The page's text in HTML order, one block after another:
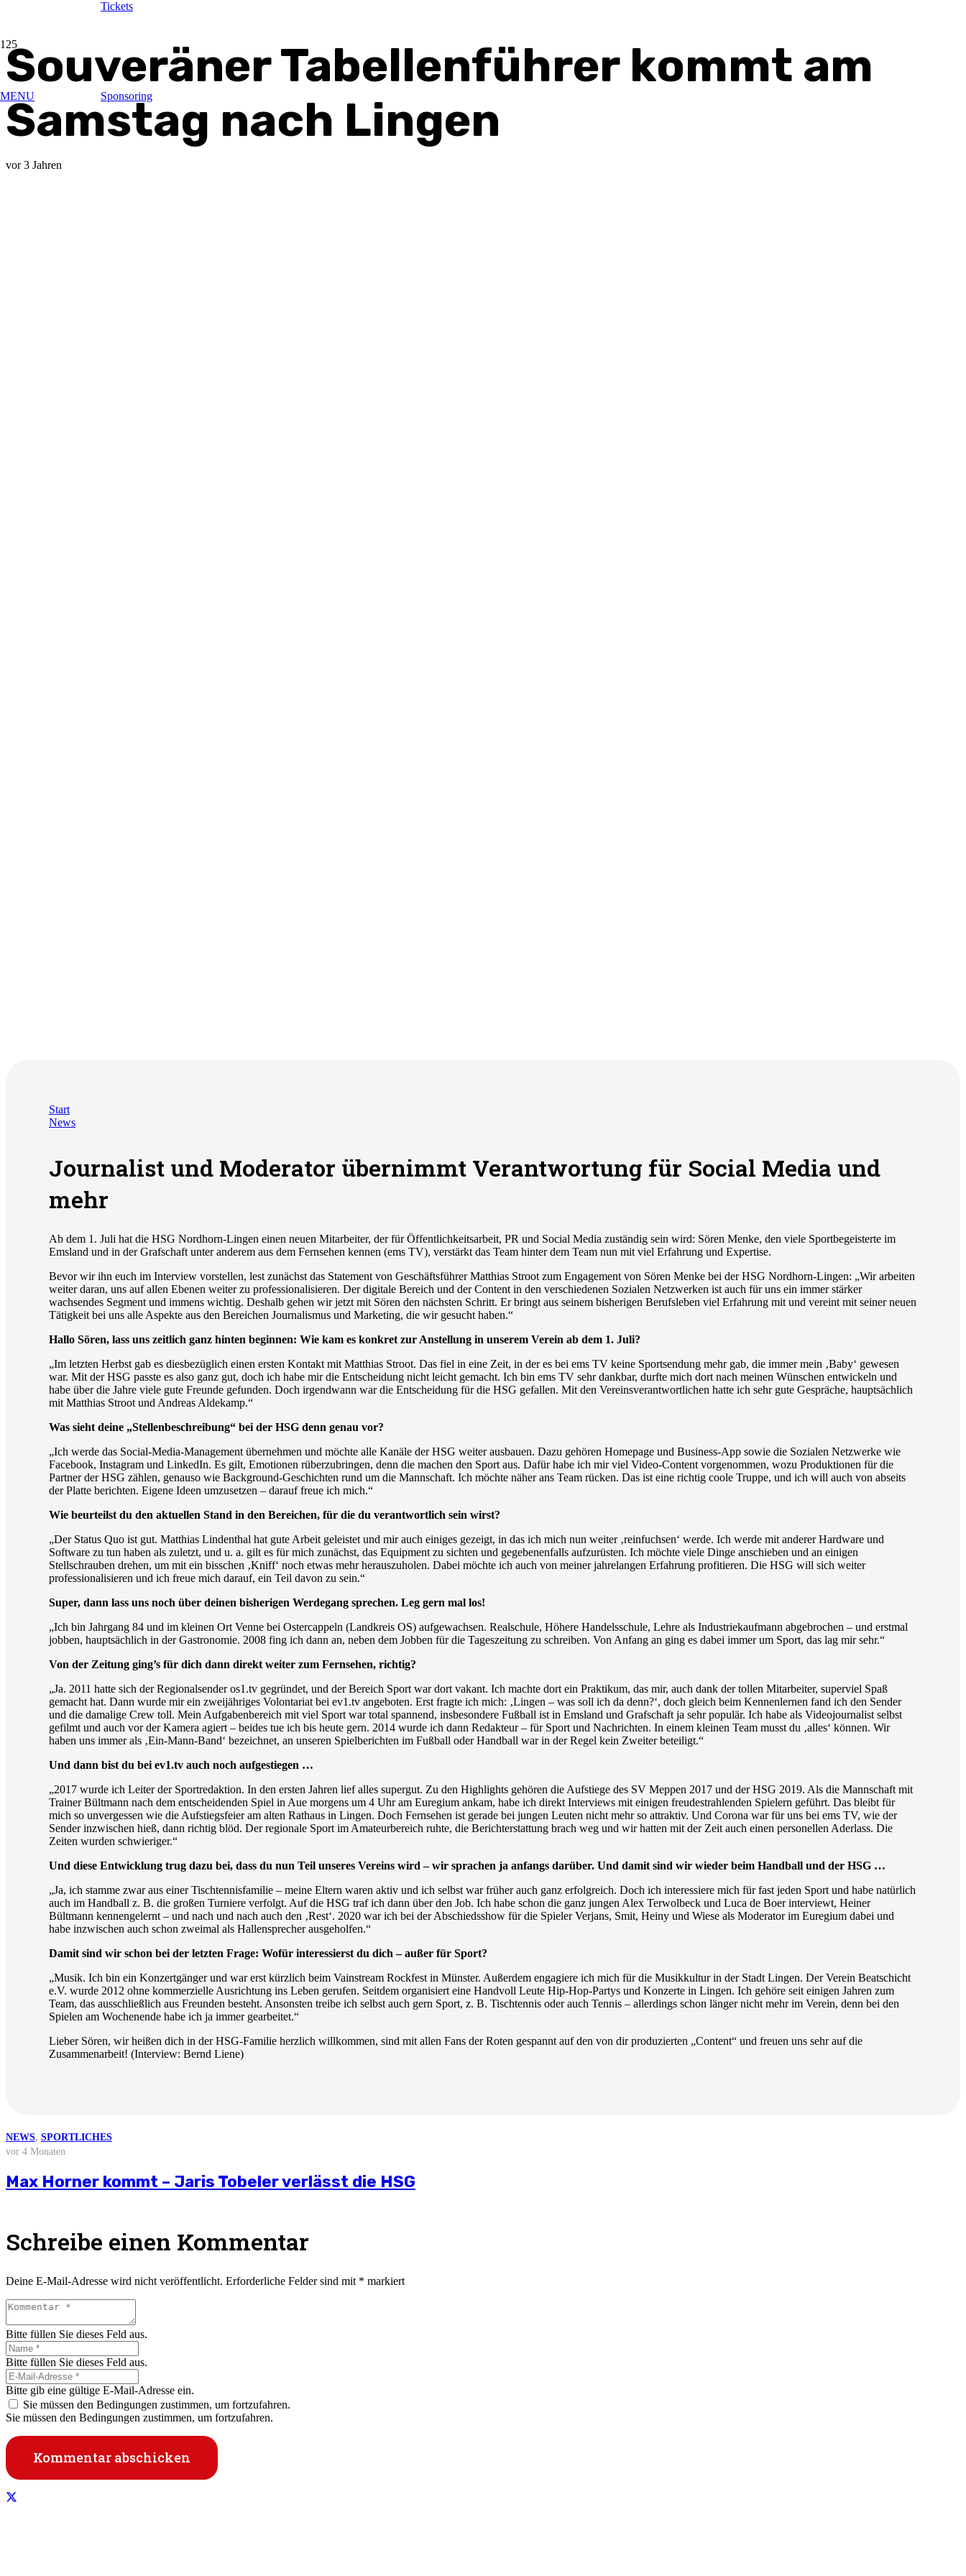
MENU
Tickets
Sponsoring
Souveräner Tabellenführer kommt am
Samstag nach Lingen
vor 3 Jahren
Start
News
Journalist und Moderator übernimmt Verantwortung für Social Media und
mehr
Ab dem 1. Juli hat die HSG Nordhorn-Lingen einen neuen Mitarbeiter, der für Öffentlichkeitsarbeit, PR und Social Media zuständig sein wird: Sören Menke, den viele Sportbegeisterte im
Emsland und in der Grafschaft unter anderem aus dem Fernsehen kennen (ems TV), verstärkt das Team hinter dem Team nun mit viel Erfahrung und Expertise.
Bevor wir ihn euch im Interview vorstellen, lest zunächst das Statement von Geschäftsführer Matthias Stroot zum Engagement von Sören Menke bei der HSG Nordhorn-Lingen: „Wir arbeiten
weiter daran, uns auf allen Ebenen weiter zu professionalisieren. Der digitale Bereich und der Content in den verschiedenen Sozialen Netzwerken ist auch für uns ein immer stärker
wachsendes Segment und immens wichtig. Deshalb gehen wir jetzt mit Sören den nächsten Schritt. Er bringt aus seinem bisherigen Berufsleben viel Erfahrung mit und vereint mit seiner neuen
Tätigkeit bei uns alle Aspekte aus den Bereichen Journalismus und Marketing, die wir gesucht haben.“
Hallo Sören, lass uns zeitlich ganz hinten beginnen: Wie kam es konkret zur Anstellung in unserem Verein ab dem 1. Juli?
„Im letzten Herbst gab es diesbezüglich einen ersten Kontakt mit Matthias Stroot. Das fiel in eine Zeit, in der es bei ems TV keine Sportsendung mehr gab, die immer mein ‚Baby‘ gewesen
war. Mit der HSG passte es also ganz gut, doch ich habe mir die Entscheidung nicht leicht gemacht. Ich bin ems TV sehr dankbar, durfte mich dort nach meinen Wünschen entwickeln und
habe über die Jahre viele gute Freunde gefunden. Doch irgendwann war die Entscheidung für die HSG gefallen. Mit den Vereinsverantwortlichen hatte ich sehr gute Gespräche, hauptsächlich
mit Matthias Stroot und Andreas Aldekamp.“
Was sieht deine „Stellenbeschreibung“ bei der HSG denn genau vor?
„Ich werde das Social-Media-Management übernehmen und möchte alle Kanäle der HSG weiter ausbauen. Dazu gehören Homepage und Business-App sowie die Sozialen Netzwerke wie
Facebook, Instagram und LinkedIn. Es gilt, Emotionen rüberzubringen, denn die machen den Sport aus. Dafür habe ich mir viel Video-Content vorgenommen, wozu Produktionen für die
Partner der HSG zählen, genauso wie Background-Geschichten rund um die Mannschaft. Ich möchte näher ans Team rücken. Das ist eine richtig coole Truppe, und ich will auch von abseits
der Platte berichten. Eigene Ideen umzusetzen – darauf freue ich mich.“
Wie beurteilst du den aktuellen Stand in den Bereichen, für die du verantwortlich sein wirst?
„Der Status Quo ist gut. Matthias Lindenthal hat gute Arbeit geleistet und mir auch einiges gezeigt, in das ich mich nun weiter ‚reinfuchsen‘ werde. Ich werde mit anderer Hardware und
Software zu tun haben als zuletzt, und u. a. gilt es für mich zunächst, das Equipment zu sichten und gegebenenfalls aufzurüsten. Ich möchte viele Dinge anschieben und an einigen
Stellschrauben drehen, um mit ein bisschen ‚Kniff‘ noch etwas mehr herauszuholen. Dabei möchte ich auch von meiner jahrelangen Erfahrung profitieren. Die HSG will sich weiter
professionalisieren und ich freue mich darauf, ein Teil davon zu sein.“
Super, dann lass uns noch über deinen bisherigen Werdegang sprechen. Leg gern mal los!
„Ich bin Jahrgang 84 und im kleinen Ort Venne bei Ostercappeln (Landkreis OS) aufgewachsen. Realschule, Höhere Handelsschule, Lehre als Industriekaufmann abgebrochen – und erstmal
jobben, hauptsächlich in der Gastronomie. 2008 fing ich dann an, neben dem Jobben für die Tageszeitung zu schreiben. Von Anfang an ging es dabei immer um Sport, das lag mir sehr.“
Von der Zeitung ging’s für dich dann direkt weiter zum Fernsehen, richtig?
„Ja. 2011 hatte sich der Regionalsender os1.tv gegründet, und der Bereich Sport war dort vakant. Ich machte dort ein Praktikum, das mir, auch dank der tollen Mitarbeiter, superviel Spaß
gemacht hat. Dann wurde mir ein zweijähriges Volontariat bei ev1.tv angeboten. Erst fragte ich mich: ‚Lingen – was soll ich da denn?‘, doch gleich beim Kennenlernen fand ich den Sender
und die damalige Crew toll. Mein Aufgabenbereich mit viel Sport war total spannend, insbesondere Fußball ist in Emsland und Grafschaft ja sehr populär. Ich habe als Videojournalist selbst
gefilmt und auch vor der Kamera agiert – beides tue ich bis heute gern. 2014 wurde ich dann Redakteur – für Sport und Nachrichten. In einem kleinen Team musst du ‚alles‘ können. Wir
haben uns immer als ‚Ein-Mann-Band‘ bezeichnet, an unseren Spielberichten im Fußball oder Handball war in der Regel kein Zweiter beteiligt.“
Und dann bist du bei ev1.tv auch noch aufgestiegen …
„2017 wurde ich Leiter der Sportredaktion. In den ersten Jahren lief alles supergut. Zu den Highlights gehören die Aufstiege des SV Meppen 2017 und der HSG 2019. Als die Mannschaft mit
Trainer Bültmann nach dem entscheidenden Spiel in Aue morgens um 4 Uhr am Euregium ankam, habe ich direkt Interviews mit einigen freudestrahlenden Spielern geführt. Das bleibt für
mich so unvergessen wie die Aufstiegsfeier am alten Rathaus in Lingen. Doch Fernsehen ist gerade bei jungen Leuten nicht mehr so attraktiv. Und Corona war für uns bei ems TV, wie der
Sender inzwischen hieß, dann richtig blöd. Der regionale Sport im Amateurbereich ruhte, die Berichterstattung brach weg und wir hatten mit der Zeit auch einen personellen Aderlass. Die
Zeiten wurden schwieriger.“
Und diese Entwicklung trug dazu bei, dass du nun Teil unseres Vereins wird – wir sprachen ja anfangs darüber. Und damit sind wir wieder beim Handball und der HSG …
„Ja, ich stamme zwar aus einer Tischtennisfamilie – meine Eltern waren aktiv und ich selbst war früher auch ganz erfolgreich. Doch ich interessiere mich für fast jeden Sport und habe natürlich
auch im Handball z. B. die großen Turniere verfolgt. Auf die HSG traf ich dann über den Job. Ich habe schon die ganz jungen Alex Terwolbeck und Luca de Boer interviewt, Heiner
Bültmann kennengelernt – und nach und nach auch den ‚Rest‘. 2020 war ich bei der Abschiedsshow für die Spieler Verjans, Smit, Heiny und Wiese als Moderator im Euregium dabei und
habe inzwischen auch schon zweimal als Hallensprecher ausgeholfen.“
Damit sind wir schon bei der letzten Frage: Wofür interessierst du dich – außer für Sport?
„Musik. Ich bin ein Konzertgänger und war erst kürzlich beim Vainstream Rockfest in Münster. Außerdem engagiere ich mich für die Musikkultur in der Stadt Lingen. Der Verein Beatschicht
e.V. wurde 2012 ohne kommerzielle Ausrichtung ins Leben gerufen. Seitdem organisiert eine Handvoll Leute Hip-Hop-Partys und Konzerte in Lingen. Ich gehöre seit einigen Jahren zum
Team, das ausschließlich aus Freunden besteht. Ansonsten treibe ich selbst auch gern Sport, z. B. Tischtennis oder auch Tennis – allerdings schon länger nicht mehr im Verein, denn bei den
Spielen am Wochenende habe ich ja immer gearbeitet.“
Lieber Sören, wir heißen dich in der HSG-Familie herzlich willkommen, sind mit allen Fans der Roten gespannt auf den von dir produzierten „Content“ und freuen uns sehr auf die
Zusammenarbeit! (Interview: Bernd Liene)
Weitere News
NEWS
vor 3 Wochen
Stellungnahme zur aktuellen wirtschaftlichen Situation
NEWS
vor 4 Wochen
Saisonvorbereitung 2026/27
NEWS
vor 2 Monaten
Björn Zintel geht – Emiel Hoogland kommt
NEWS
vor 3 Monaten
Mathis Berger übernimmt Social Media und Öffentlichkeitsarbeit
NEWS, SPORTLICHES
vor 4 Monaten
Max Horner kommt – Jaris Tobeler verlässt die HSG
Schreibe einen Kommentar
Deine E-Mail-Adresse wird nicht veröffentlicht. Erforderliche Felder sind mit * markiert
Bitte füllen Sie dieses Feld aus.
Bitte füllen Sie dieses Feld aus.
Bitte gib eine gültige E-Mail-Adresse ein.
Sie müssen den Bedingungen zustimmen, um fortzufahren.
Sie müssen den Bedingungen zustimmen, um fortzufahren.
Kommentar abschicken